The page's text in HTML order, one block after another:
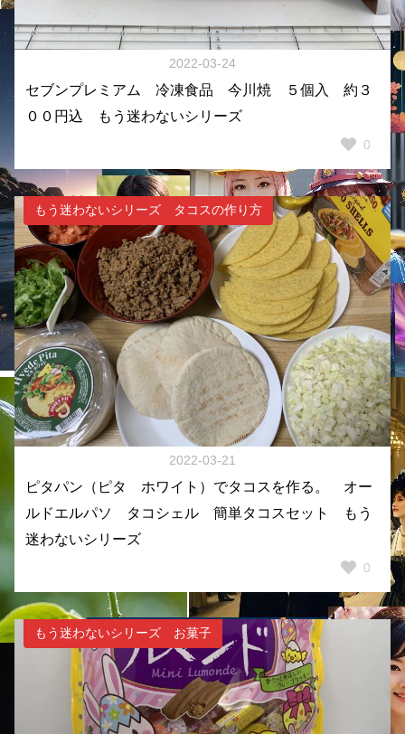
2022-03-24
セブンプレミアム 冷凍食品 今川焼 ５個入 約３
００円込 もう迷わないシリーズ
0
もう迷わないシリーズ タコスの作り方
2022-03-21
ピタパン（ピタ ホワイト）でタコスを作る。 オー
ルドエルパソ タコシェル 簡単タコスセット もう
迷わないシリーズ
0
もう迷わないシリーズ お菓子